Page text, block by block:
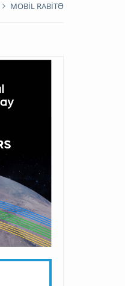
MOBİL RABİTƏ